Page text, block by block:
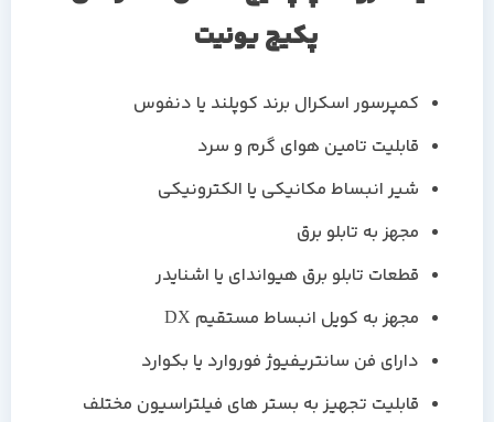
پکیج یونیت
کمپرسور اسکرال برند کوپلند یا دنفوس
قابلیت تامین هوای گرم و سرد
شیر انبساط مکانیکی یا الکترونیکی
مجهز به تابلو برق
قطعات تابلو برق هیواندای یا اشنایدر
مجهز به کویل انبساط مستقیم DX
دارای فن سانتریفیوژ فوروارد یا بکوارد
قابلیت تجهیز به بستر های فیلتراسیون مختلف